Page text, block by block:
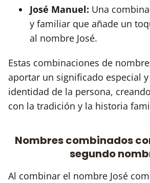
José Manuel: Una
y familiar que añade un
al nombre José.
Estas combinaciones de
aportar un significado especial
identidad de la persona,
con la tradición y la historia
Nombres combinados
segundo
Al combinar el nombre José